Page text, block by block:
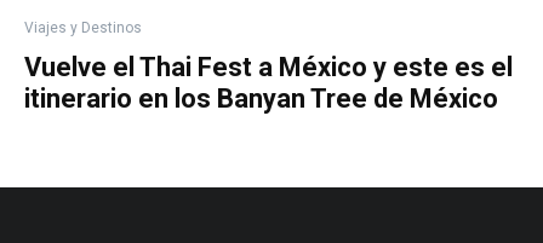
Viajes y Destinos
Vuelve el Thai Fest a México y este es el
itinerario en los Banyan Tree de México